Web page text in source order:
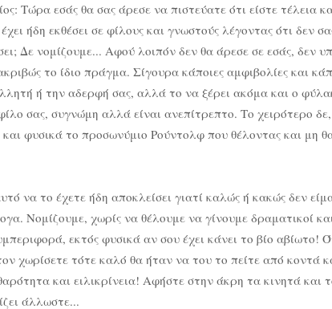
Τώρα εσάς θα σας άρεσε να πιστεύατε ότι είστε τέλεια
ήδη εκθέσει σε φίλους και γνωστούς λέγοντας ότι δεν
Δε νομίζουμε... Αφού λοιπόν δεν θα άρεσε σε εσάς, δεν
το ίδιο πράγμα. Σίγουρα κάποιες αμφιβολίες και
ή την αδερφή σας, αλλά το να ξέρει ακόμα και ο
σας, συγνώμη αλλά είναι ανεπίτρεπτο. Το χειρότερο δε,
φυσικά το προσωνύμιο Ρούντολφ που θέλοντας και μη
να το έχετε ήδη αποκλείσει γιατί καλώς ή κακώς δεν
Νομίζουμε, χωρίς να θέλουμε να γίνουμε δραματικοί
εκτός φυσικά αν σου έχει κάνει το βίο αβίωτο!
χωρίσετε τότε καλό θα ήταν να του το πείτε από κοντά
και ειλικρίνεια! Αφήστε στην άκρη τα κινητά και
άλλωστε...